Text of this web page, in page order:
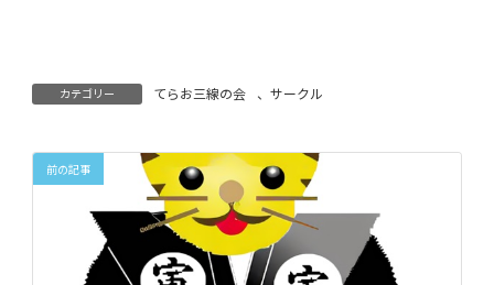
カテゴリー てらお三線の会 、 サークル
前の記事